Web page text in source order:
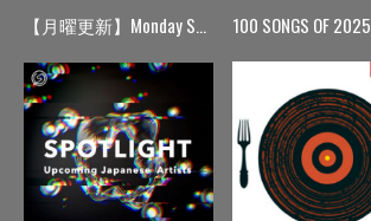
【月曜更新】Monday Spin 100 SONGS OF 2025